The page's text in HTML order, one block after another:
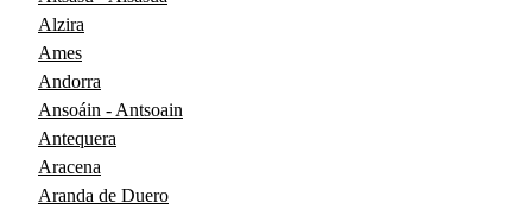
Alzira
Ames
Andorra
Ansoáin - Antsoain
Antequera
Aracena
Aranda de Duero